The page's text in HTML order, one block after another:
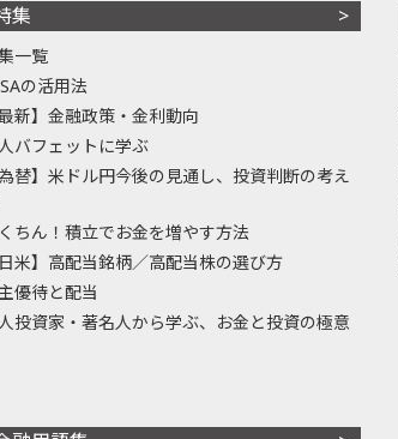
集
一覧
の活用法
最新】金融政策・金利動向
バフェットに学ぶ
為替】米ドル円今後の見通し、投資判断の考え
ちん！積立でお金を増やす方法
日米】高配当銘柄／高配当株の選び方
優待と配当
投資家・著名人から学ぶ、お金と投資の極意